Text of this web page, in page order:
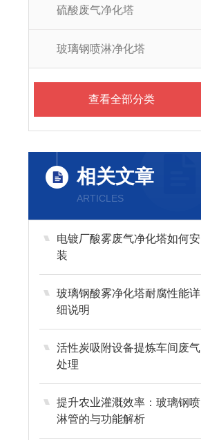
硫酸废气净化塔
玻璃钢喷淋净化塔
查看全部分类
相关文章
ARTICLES
电镀厂酸雾废气净化塔如何安
装
玻璃钢酸雾净化塔耐腐性能详
细说明
活性炭吸附设备提炼车间废气
处理
提升农业灌溉效率：玻璃钢喷
淋管的与功能解析